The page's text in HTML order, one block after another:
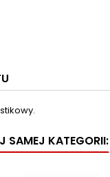
SAMEJ KATEGORII: